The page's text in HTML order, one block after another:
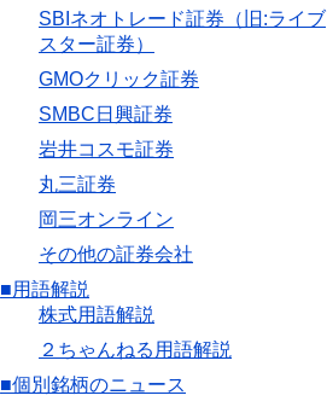
SBIネオトレード証券（旧:ライブ
スター証券）
GMOクリック証券
SMBC日興証券
岩井コスモ証券
丸三証券
岡三オンライン
その他の証券会社
■用語解説
株式用語解説
２ちゃんねる用語解説
■個別銘柄のニュース